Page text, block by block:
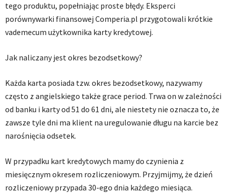
tego produktu, popełniając proste błędy. Eksperci
porównywarki finansowej Comperia.pl przygotowali krótkie
vademecum użytkownika karty kredytowej.
Jak naliczany jest okres bezodsetkowy?
Każda karta posiada tzw. okres bezodsetkowy, nazywamy
często z angielskiego także grace period. Trwa on w zależności
od banku i karty od 51 do 61 dni, ale niestety nie oznacza to, że
zawsze tyle dni ma klient na uregulowanie długu na karcie bez
narośnięcia odsetek.
W przypadku kart kredytowych mamy do czynienia z
miesięcznym okresem rozliczeniowym. Przyjmijmy, że dzień
rozliczeniowy przypada 30-ego dnia każdego miesiąca.